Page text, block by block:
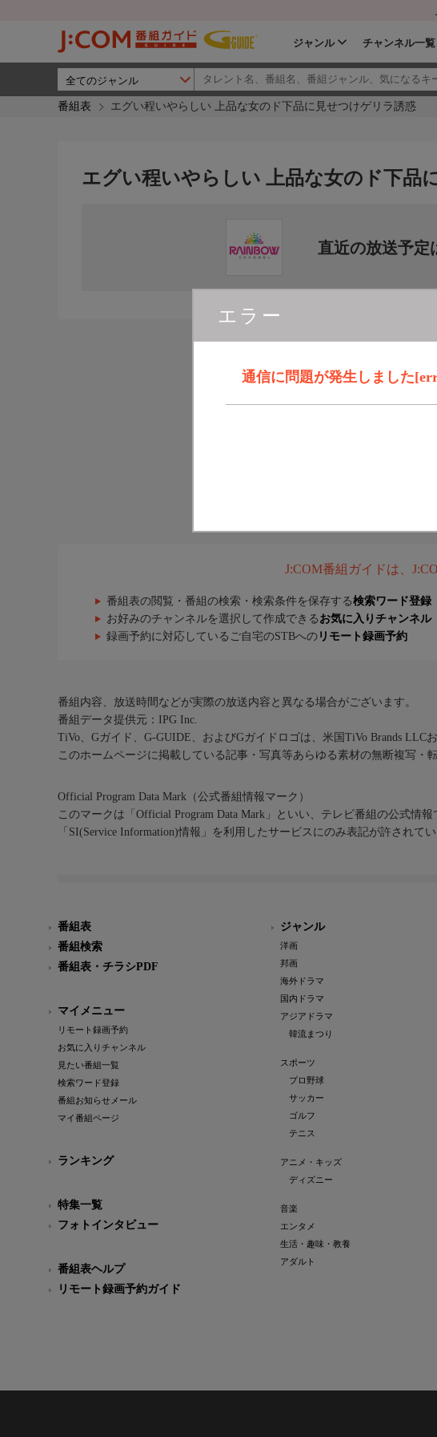
ジャンル チャンネル一覧
番組表 エグい程いやらしい 上品な女のド下品に見せつけゲリラ誘惑
エラー
通信に問題が発生しました
エグい程いやらしい 上品な女のド下品
直近の放送予定
J:COM番組ガイドは、
番組表の閲覧・番組の検索・検索条件を保存する検索ワード登録
お好みのチャンネルを選択して作成できる お気に入りチャンネル
録画予約に対応しているご自宅のSTBへの リモート録画予約
番組内容、放送時間などが実際の放送内容と異なる場合がございます。
番組データ提供元：IPG Inc.
TiVo、Gガイド、G-GUIDE、およびGガイドロゴは、米国TiVo Brands
このホームページに掲載している記事・写真等あらゆる素材の無断複写・
Official Program Data Mark（公式番組情報マーク）
このマークは「Official Program Data Mark」といい、テレビ番組の公式情報
「SI(Service Information)情報」を利用したサービスにのみ表記が許されてい
番組表
番組検索
番組表・チラシPDF
マイメニュー
リモート録画予約
お気に入りチャンネル
見たい番組一覧
検索ワード登録
番組お知らせメール
マイ番組ページ
ランキング
特集一覧
フォトインタビュー
番組表ヘルプ
リモート録画予約ガイド
ジャンル
洋画
邦画
海外ドラマ
国内ドラマ
アジアドラマ
韓流まつり
スポーツ
プロ野球
サッカー
ゴルフ
テニス
アニメ・キッズ
ディズニー
音楽
エンタメ
生活・趣味・教養
アダルト